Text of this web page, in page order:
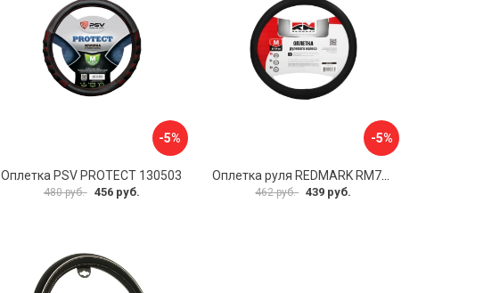
-5%
Оплетка PSV PROTECT 130503
480 руб. 456 руб.
-5%
Оплетка руля REDMARK RM78002
462 руб. 439 руб.